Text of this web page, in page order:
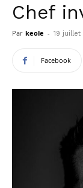
Chef
Par keole - 19 juillet
Facebook